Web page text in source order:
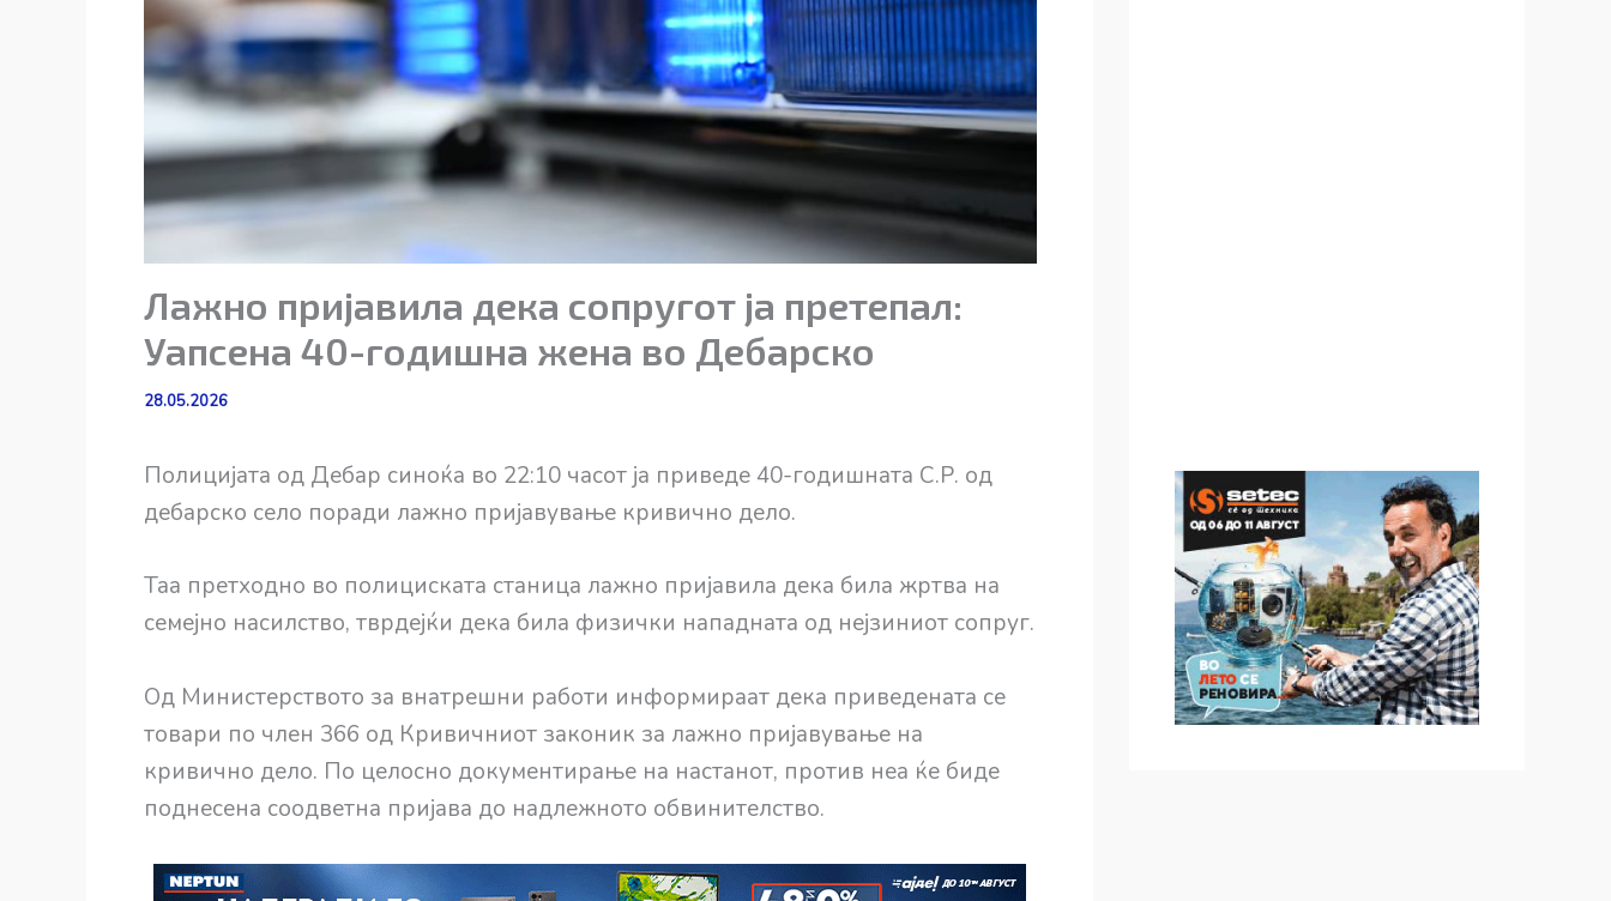
Лажно пријавила дека сопругот ја претепал:
Уапсена 40-годишна жена во Дебарско
28.05.2026
Полицијата од Дебар синоќа во 22:10 часот ја приведе 40-годишната С.Р. од
дебарско село поради лажно пријавување кривично дело.
Таа претходно во полициската станица лажно пријавила дека била жртва на
семејно насилство, тврдејќи дека била физички нападната од нејзиниот сопруг.
Од Министерството за внатрешни работи информираат дека приведената се
товари по член 366 од Кривичниот законик за лажно пријавување на
кривично дело. По целосно документирање на настанот, против неа ќе биде
поднесена соодветна пријава до надлежното обвинителство.